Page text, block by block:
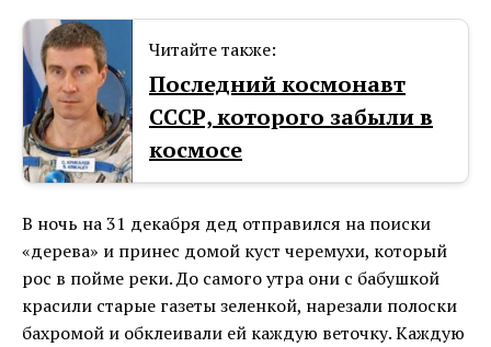
Читайте также:
Последний космонавт
СССР, которого забыли в
космосе
В ночь на 31 декабря дед отправился на поиски
«дерева» и принес домой куст черемухи, который
рос в пойме реки. До самого утра они с бабушкой
красили старые газеты зеленкой, нарезали полоски
бахромой и обклеивали ей каждую веточку. Каждую